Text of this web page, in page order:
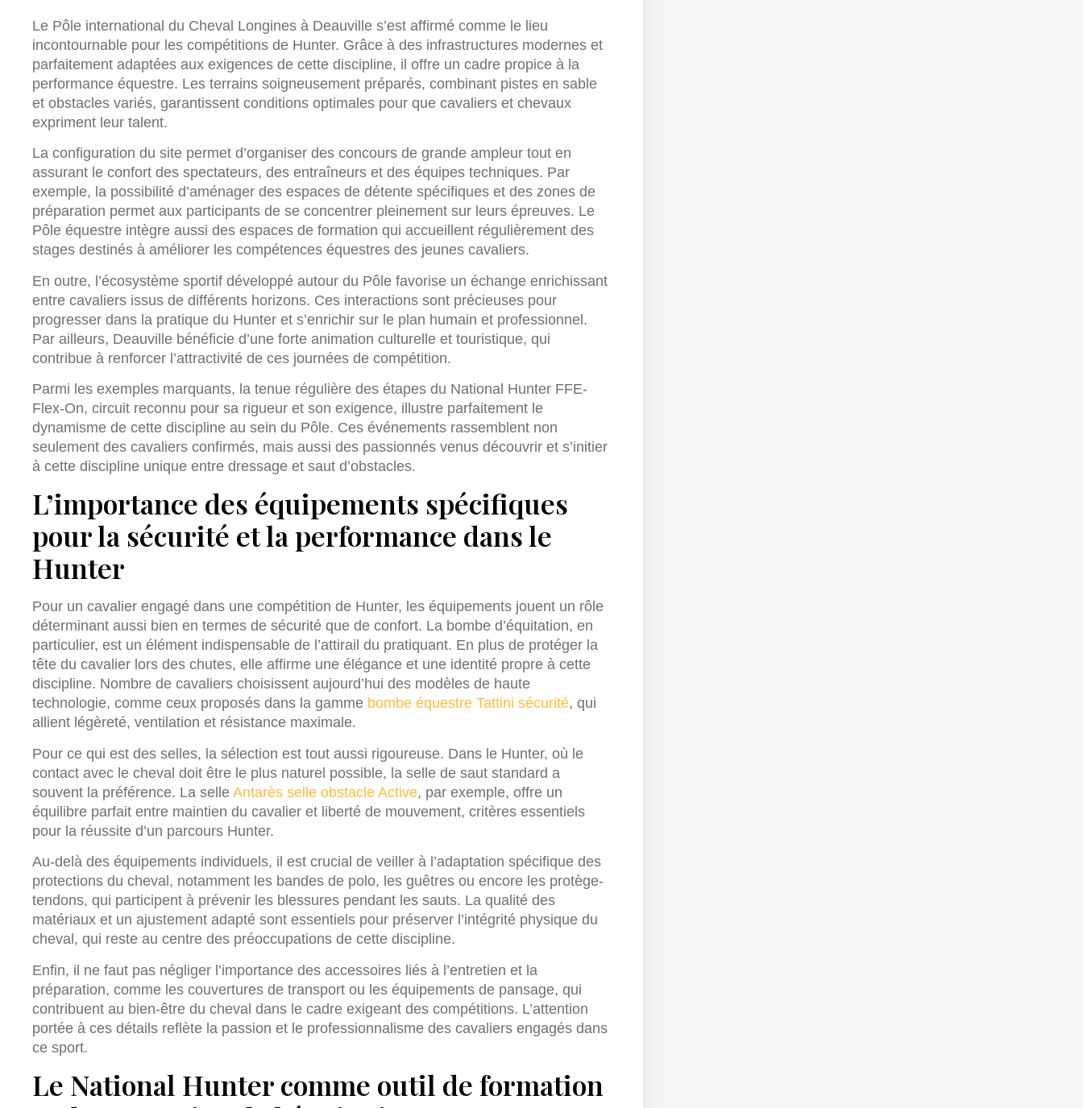
Le Pôle international du Cheval Longines à Deauville s’est affirmé comme le lieu
incontournable pour les compétitions de Hunter. Grâce à des infrastructures modernes et
parfaitement adaptées aux exigences de cette discipline, il offre un cadre propice à la
performance équestre. Les terrains soigneusement préparés, combinant pistes en sable
et obstacles variés, garantissent conditions optimales pour que cavaliers et chevaux
expriment leur talent.
La configuration du site permet d’organiser des concours de grande ampleur tout en
assurant le confort des spectateurs, des entraîneurs et des équipes techniques. Par
exemple, la possibilité d’aménager des espaces de détente spécifiques et des zones de
préparation permet aux participants de se concentrer pleinement sur leurs épreuves. Le
Pôle équestre intègre aussi des espaces de formation qui accueillent régulièrement des
stages destinés à améliorer les compétences équestres des jeunes cavaliers.
En outre, l’écosystème sportif développé autour du Pôle favorise un échange enrichissant
entre cavaliers issus de différents horizons. Ces interactions sont précieuses pour
progresser dans la pratique du Hunter et s’enrichir sur le plan humain et professionnel.
Par ailleurs, Deauville bénéficie d’une forte animation culturelle et touristique, qui
contribue à renforcer l’attractivité de ces journées de compétition.
Parmi les exemples marquants, la tenue régulière des étapes du National Hunter FFE-
Flex-On, circuit reconnu pour sa rigueur et son exigence, illustre parfaitement le
dynamisme de cette discipline au sein du Pôle. Ces événements rassemblent non
seulement des cavaliers confirmés, mais aussi des passionnés venus découvrir et s’initier
à cette discipline unique entre dressage et saut d’obstacles.
L’importance des équipements spécifiques
pour la sécurité et la performance dans le
Hunter
Pour un cavalier engagé dans une compétition de Hunter, les équipements jouent un rôle
déterminant aussi bien en termes de sécurité que de confort. La bombe d’équitation, en
particulier, est un élément indispensable de l’attirail du pratiquant. En plus de protéger la
tête du cavalier lors des chutes, elle affirme une élégance et une identité propre à cette
discipline. Nombre de cavaliers choisissent aujourd’hui des modèles de haute
technologie, comme ceux proposés dans la gamme bombe équestre Tattini sécurité, qui
allient légèreté, ventilation et résistance maximale.
Pour ce qui est des selles, la sélection est tout aussi rigoureuse. Dans le Hunter, où le
contact avec le cheval doit être le plus naturel possible, la selle de saut standard a
souvent la préférence. La selle Antarès selle obstacle Active, par exemple, offre un
équilibre parfait entre maintien du cavalier et liberté de mouvement, critères essentiels
pour la réussite d’un parcours Hunter.
Au-delà des équipements individuels, il est crucial de veiller à l’adaptation spécifique des
protections du cheval, notamment les bandes de polo, les guêtres ou encore les protège-
tendons, qui participent à prévenir les blessures pendant les sauts. La qualité des
matériaux et un ajustement adapté sont essentiels pour préserver l’intégrité physique du
cheval, qui reste au centre des préoccupations de cette discipline.
Enfin, il ne faut pas négliger l’importance des accessoires liés à l’entretien et la
préparation, comme les couvertures de transport ou les équipements de pansage, qui
contribuent au bien-être du cheval dans le cadre exigeant des compétitions. L’attention
portée à ces détails reflète la passion et le professionnalisme des cavaliers engagés dans
ce sport.
Le National Hunter comme outil de formation